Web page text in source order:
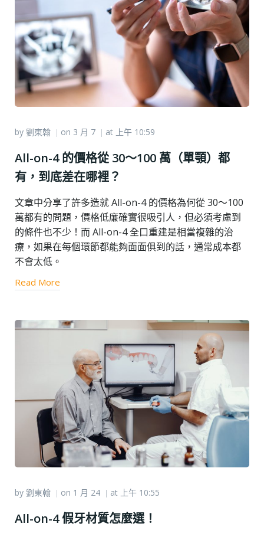
by 劉東翰 | on 3 月 7 | at 上午 10:59
All-on-4 的價格從 30～100 萬（單顎）都
有，到底差在哪裡？
文章中分享了許多造就 All-on-4 的價格為何從 30～100
萬都有的問題，價格低廉確實很吸引人，但必須考慮到
的條件也不少！而 All-on-4 全口重建是相當複雜的治
療，如果在每個環節都能夠面面俱到的話，通常成本都
不會太低。
Read More
by 劉東翰 | on 1 月 24 | at 上午 10:55
All-on-4 假牙材質怎麼選！